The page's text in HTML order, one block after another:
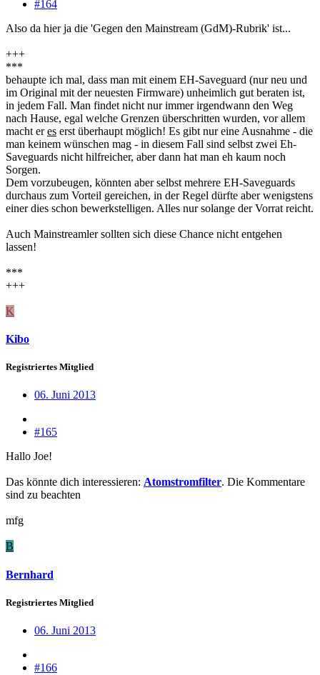
#164
Also da hier ja die 'Gegen den Mainstream (GdM)-Rubrik' ist...
+++
***
behaupte ich mal, dass man mit einem EH-Saveguard (nur neu und
im Original mit der neuesten Firmware) unheimlich gut beraten ist,
in jedem Fall. Man findet nicht nur immer irgendwann den Weg
nach Hause, egal welche Grenzen überschritten wurden, vor allem
macht eres erst überhaupt möglich! Es gibt nur eine Ausnahme - die
man keinem wünschen mag - in diesem Fall sind selbst zwei Eh-
Saveguards nicht hilfreicher, aber dann hat man eh kaum noch
Sorgen.
Dem vorzubeugen, könnten aber selbst mehrere EH-Saveguards
durchaus zum Vorteil gereichen, in der Regel dürfte aber wenigstens
einer dies schon bewerkstelligen. Alles nur solange der Vorrat reicht.
Auch Mainstreamler sollten sich diese Chance nicht entgehen
lassen!
***
+++
K
Kibo
Registriertes Mitglied
06. Juni 2013
#165
Hallo Joe!
Das könnte dich interessieren: Atomstromfilter. Die Kommentare
sind zu beachten
mfg
B
Bernhard
Registriertes Mitglied
06. Juni 2013
#166